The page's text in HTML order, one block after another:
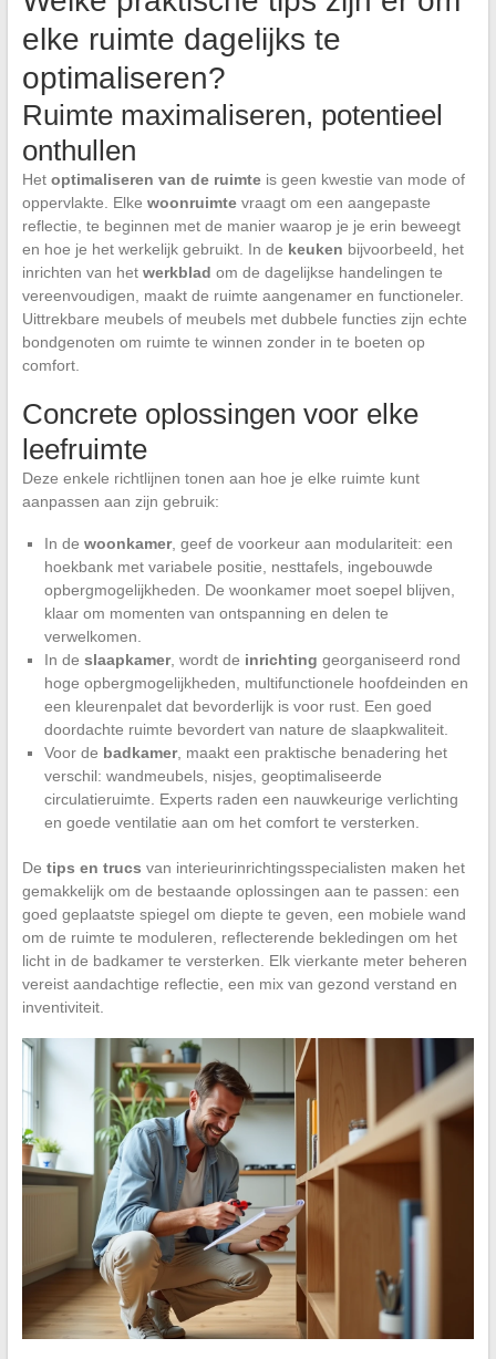
elke ruimte dagelijks te
optimaliseren?
Ruimte maximaliseren, potentieel
onthullen
Het optimaliseren van de ruimteis geen kwestie van mode of
oppervlakte. Elke woonruimtevraagt om een aangepaste
reflectie, te beginnen met de manier waarop je je erin beweegt
en hoe je het werkelijk gebruikt. In de keuken bijvoorbeeld, het
inrichten van het werkblad om de dagelijkse handelingen te
vereenvoudigen, maakt de ruimte aangenamer en functioneler.
Uittrekbare meubels of meubels met dubbele functies zijn echte
bondgenoten om ruimte te winnen zonder in te boeten op
comfort.
Concrete oplossingen voor elke
leefruimte
Deze enkele richtlijnen tonen aan hoe je elke ruimte kunt
aanpassen aan zijn gebruik:
In de woonkamer, geef de voorkeur aan modulariteit: een
hoekbank met variabele positie, nesttafels, ingebouwde
opbergmogelijkheden. De woonkamer moet soepel blijven,
klaar om momenten van ontspanning en delen te
verwelkomen.
In de slaapkamer, wordt de inrichting georganiseerd rond
hoge opbergmogelijkheden, multifunctionele hoofdeinden en
een kleurenpalet dat bevorderlijk is voor rust. Een goed
doordachte ruimte bevordert van nature de slaapkwaliteit.
Voor de badkamer, maakt een praktische benadering het
verschil: wandmeubels, nisjes, geoptimaliseerde
circulatieruimte. Experts raden een nauwkeurige verlichting
en goede ventilatie aan om het comfort te versterken.
De tips en trucs van interieurinrichtingsspecialisten maken het
gemakkelijk om de bestaande oplossingen aan te passen: een
goed geplaatste spiegel om diepte te geven, een mobiele wand
om de ruimte te moduleren, reflecterende bekledingen om het
licht in de badkamer te versterken. Elk vierkante meter beheren
vereist aandachtige reflectie, een mix van gezond verstand en
inventiviteit.